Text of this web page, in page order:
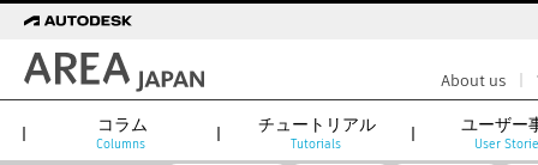
About us |
コラム
Columns
チュートリアル
Tutorials
ユーザー
User